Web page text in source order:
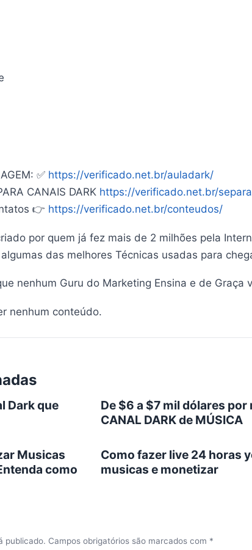
✅ https://verificado.net.br/auladark/
CANAIS DARK https://verificado.net.br/
👉 https://verificado.net.br/conteudos/
por quem já fez mais de 2 milhões pela
das melhores Técnicas usadas para
nenhum Guru do Marketing Ensina e de
nenhum conteúdo.
Dark que
De $6 a $7 mil dólares por
CANAL DARK de MÚSICA
Musicas
como
Como fazer live 24 horas
musicas e monetizar
publicado. Campos obrigatórios são marcados com *